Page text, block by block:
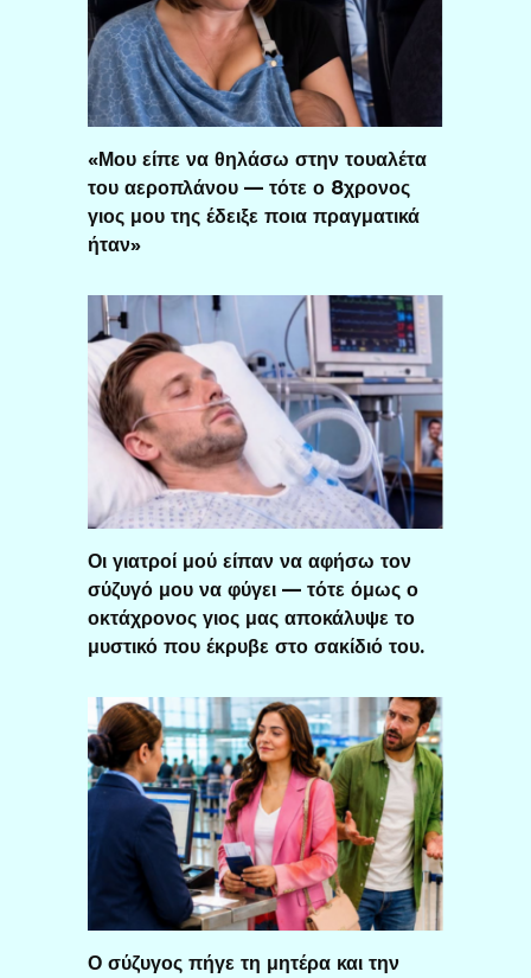
«Μου είπε να θηλάσω στην τουαλέτα
του αεροπλάνου — τότε ο 8χρονος
γιος μου της έδειξε ποια πραγματικά
ήταν»
Οι γιατροί μού είπαν να αφήσω τον
σύζυγό μου να φύγει — τότε όμως ο
οκτάχρονος γιος μας αποκάλυψε το
μυστικό που έκρυβε στο σακίδιό του.
Ο σύζυγος πήγε τη μητέρα και την